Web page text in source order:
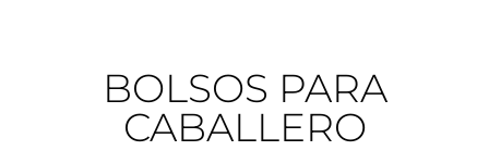
BOLSOS PARA
CABALLERO